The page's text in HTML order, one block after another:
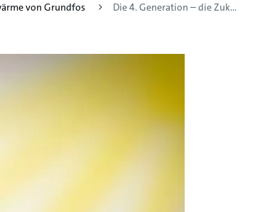
von Grundfos Die 4. Generation – die Zuk...